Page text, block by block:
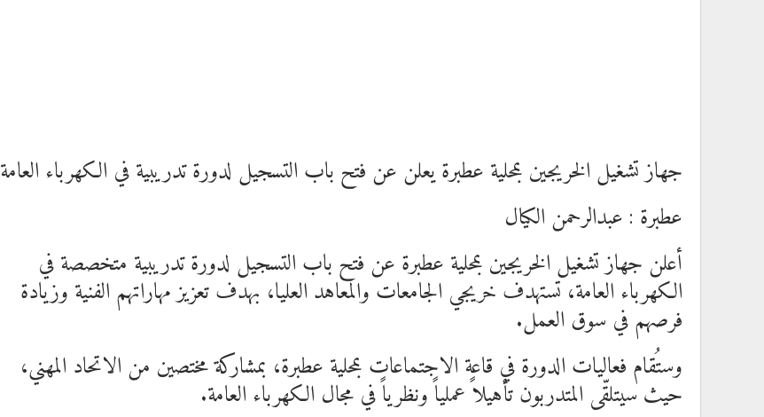
جهاز تشغيل الخريجين بمحلية عطبرة يعلن عن فتح باب التسجيل لدورة تدريبية في الكهرباء العامة
عطبرة : عبدالرحمن الكيال
أعلن جهاز تشغيل الخريجين بمحلية عطبرة عن فتح باب التسجيل لدورة تدريبية متخصصة في
الكهرباء العامة، تستهدف خريجي الجامعات والمعاهد العليا، بهدف تعزيز مهاراتهم الفنية وزيادة
فرصهم في سوق العمل.
وستُقام فعاليات الدورة في قاعة الاجتماعات بمحلية عطبرة، بمشاركة مختصين من الاتحاد المهني،
حيث سيتلقّى المتدربون تأهيلاً عملياً ونظرياً في مجال الكهرباء العامة.